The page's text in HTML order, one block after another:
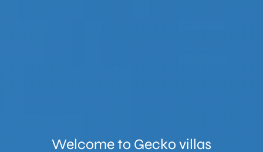
Welcome to Gecko villas